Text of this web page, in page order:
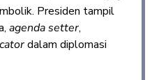
Presiden tampil
agenda setter,
dalam diplomasi